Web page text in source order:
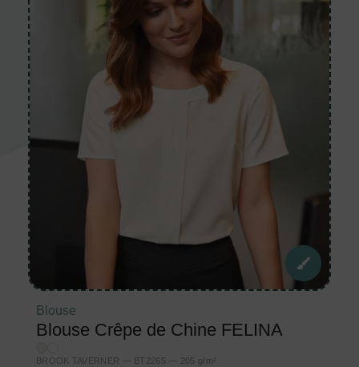
Blouse
Blouse Crêpe de Chine FELINA
BROOK TAVERNER — BT2265 — 205 g/m²